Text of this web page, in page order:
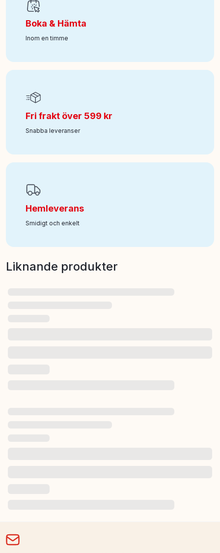
Boka & Hämta
Inom en timme
Fri frakt över 599 kr
Snabba leveranser
Hemleverans
Smidigt och enkelt
Liknande produkter